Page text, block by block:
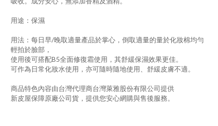
用途：保濕
用法：每日早/晚取適量產品於掌心，倒取適量的量於化妝棉均勻
輕拍於臉部，
使用後可搭配B5全面修復霜使用，其舒緩保濕效果更佳。
可作為日常化妝水使用，亦可隨時隨地使用、舒緩皮膚不適。
商品特色內容由台灣代理商台灣萊雅股份有限公司提供
新皮屋保障原廠公司貨，提供您安心網購與售後服務。